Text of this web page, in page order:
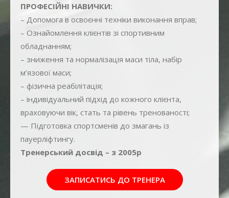
ПРОФЕСІЙНІ НАВИЧКИ:
– Допомога в освоєнні техніки виконання вправ;
– Ознайомлення клієнтів зі спортивним
обладнанням;
– зниження та нормалізація маси тіла, набір
м’язової маси;
– фізична реабілітація;
– індивідуальний підхід до кожного клієнта,
враховуючи вік, стать та рівень тренованості;
— Підготовка спортсменів до змагань із
пауерліфтингу.
Тренерський досвід – з 2005р
ЗАПИСАТИСЬ ДО ТРЕНЕРА